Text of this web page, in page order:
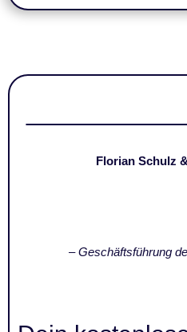
Florian Schulz
– Geschäftsführung